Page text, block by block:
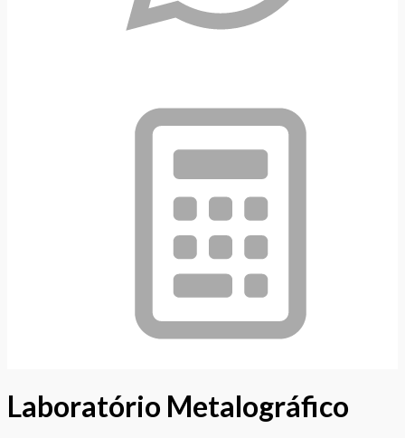
Laboratório Metalográfico